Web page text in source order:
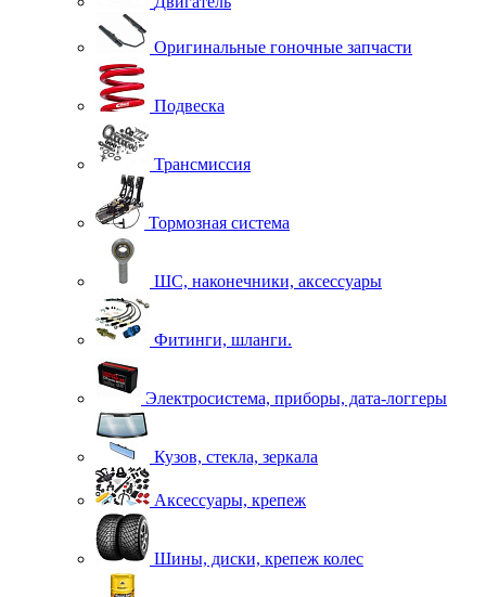
Оригинальные гоночные запчасти
Подвеска
Трансмиссия
Тормозная система
ШС, наконечники, аксессуары
Фитинги, шланги.
Электросистема, приборы, дата-логгеры
Кузов, стекла, зеркала
Аксессуары, крепеж
Шины, диски, крепеж колес